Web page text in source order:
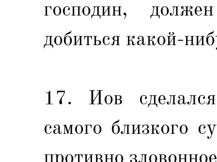
господин,
добиться какой-
17. Иов
самого близкого
противно